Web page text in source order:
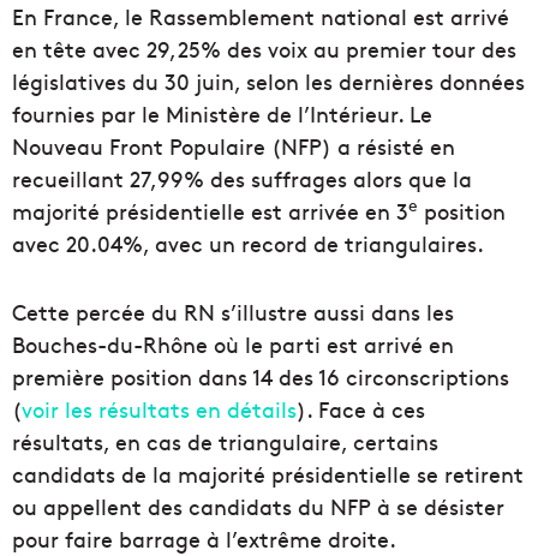
En France, le Rassemblement national est arrivé
en tête avec 29,25% des voix au premier tour des
législatives du 30 juin, selon les dernières données
fournies par le Ministère de l’Intérieur. Le
Nouveau Front Populaire (NFP) a résisté en
recueillant 27,99% des suffrages alors que la
majorité présidentielle est arrivée en 3e position
avec 20.04%, avec un record de triangulaires.
Cette percée du RN s’illustre aussi dans les
Bouches-du-Rhône où le parti est arrivé en
première position dans 14 des 16 circonscriptions
(voir les résultats en détails). Face à ces
résultats, en cas de triangulaire, certains
candidats de la majorité présidentielle se retirent
ou appellent des candidats du NFP à se désister
pour faire barrage à l’extrême droite.